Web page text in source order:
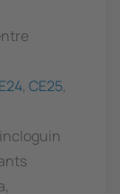
, CE25,